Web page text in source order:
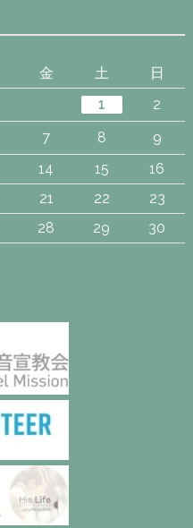
金 土
日
1
2
7 8
9
14 15
16
21 22
23
28 29
30